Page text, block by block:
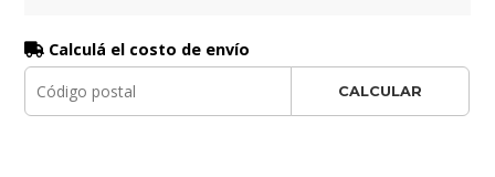
Calculá el costo de envío
CALCULAR